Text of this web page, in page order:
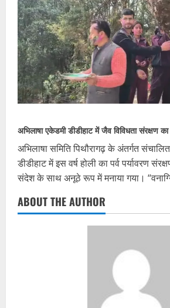
अभिलाषा एकेडमी डीडीहाट में जैव विविधता संरक्षण
अभिलाषा समिति पिथौरागढ़ के अंतर्गत
डीडीहाट में इस वर्ष होली का पर्व पर्यावरण
संदेश के साथ अनूठे रूप में मनाया गया।
ABOUT THE AUTHOR